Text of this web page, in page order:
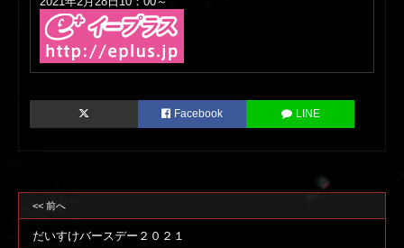
Facebook LINE
<< 前へ
だいすけバースデー２０２１